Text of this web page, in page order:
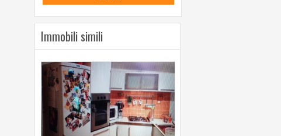
Immobili simili